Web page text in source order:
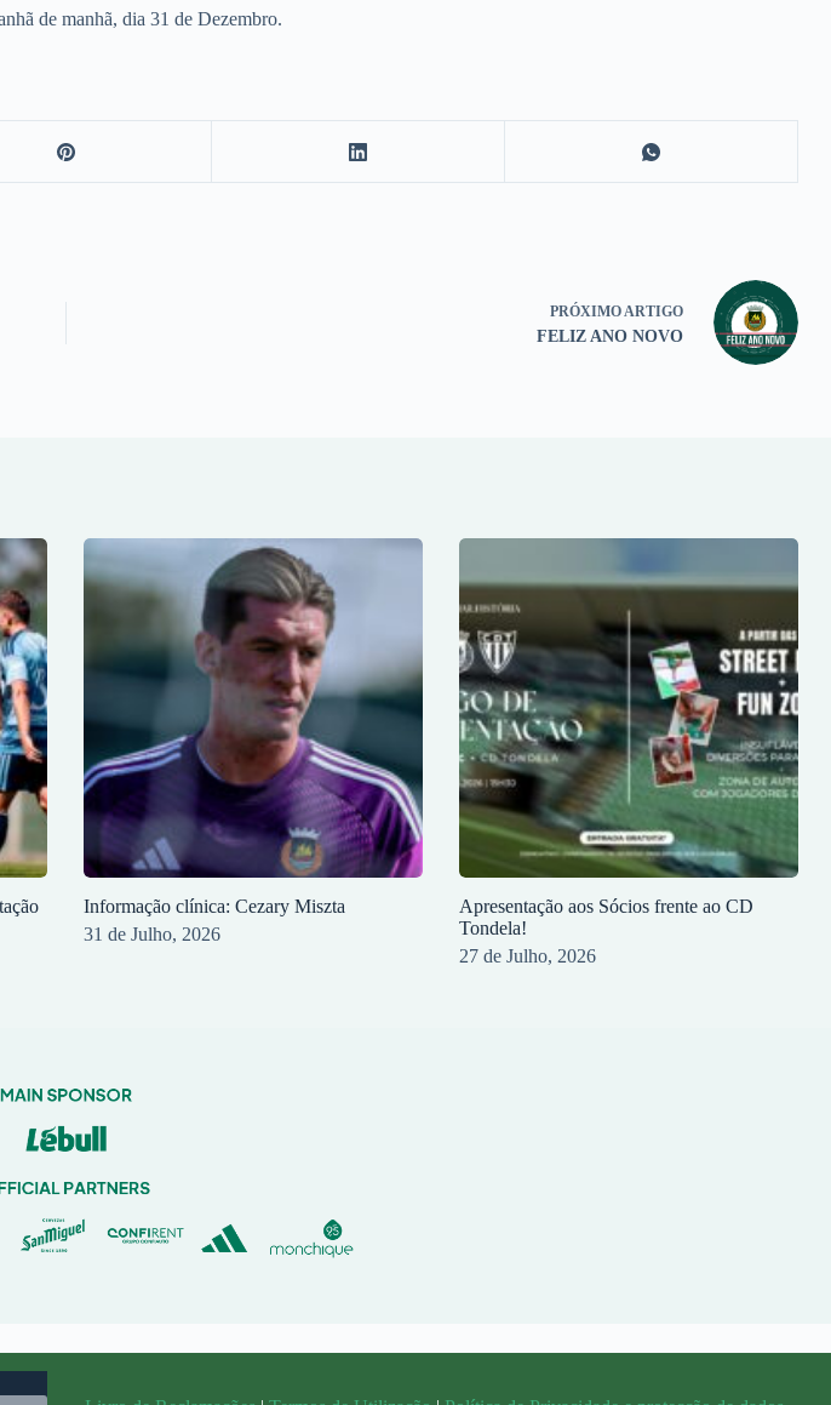
de manhã, dia 31 de Dezembro.
PRÓXIMO ARTIGO
FELIZ ANO NOVO
Informação clínica: Cezary Miszta
31 de Julho, 2026
Apresentação aos Sócios frente ao CD
Tondela!
27 de Julho, 2026